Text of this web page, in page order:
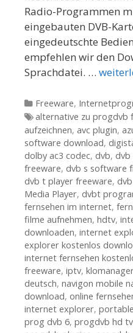
Radio-Programmen
eingebauten DVB-
eingedeutschte
empfehlen wir den
Sprachdatei. …
Kategorien
Freeware,
Tags
alternative zu progdvb
aufzeichnen, avc plugin,
software download,
dolby ac3 codec, dvb, dvb
freeware, dvb s software
dvb t player freeware,
Media Player, dvbt
fernsehen im internet,
filme aufnehmen, hdtv,
downloaden, internet
explorer kostenlos
internet fernsehen
freeware, iptv,
deutsch, navigon mobile
download, online
internet explorer,
prog dvb 6, progdvb hd